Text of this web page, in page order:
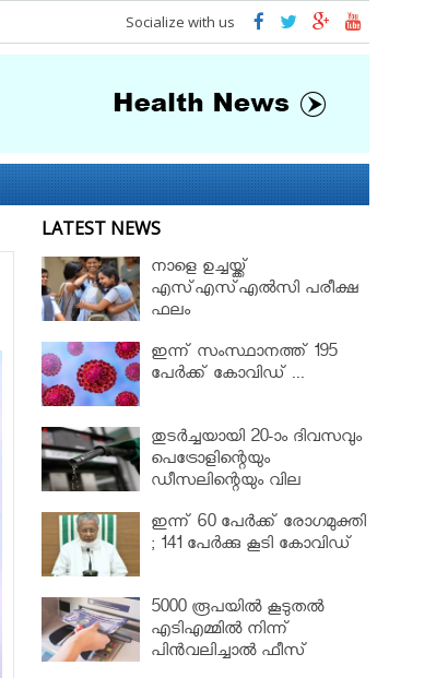
Socialize with us
LATEST NEWS
നാളെ ഉച്ചയ്ക്ക്
എസ്എസ്എല്‍സി പരീക്ഷ
ഫലം
ഇന്ന് സംസ്ഥാനത്ത് 195
പേര്‍ക്ക് കോവിഡ് ...
തുടർച്ചയായി 20-ാം ദിവസവും
പെട്രോളിന്റെയും
ഡീസലിന്റെയും വില
ഇന്ന് 60 പേർക്ക് രോഗമുക്തി
; 141 പേര്‍ക്കു കൂടി കോവിഡ്
5000 രൂപയിൽ കൂടുതൽ
എടിഎമ്മിൽ നിന്ന്
പിൻവലിച്ചാൽ ഫീസ്